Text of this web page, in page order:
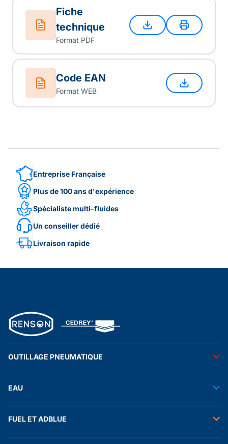
Fiche
technique
Format PDF
Code EAN
Format WEB
Entreprise Française
Plus de 100 ans d'expérience
Spécialiste multi-fluides
Un conseiller dédié
Livraison rapide
OUTILLAGE PNEUMATIQUE
Accessoires pneumatiques
EAU
Tuyaux
Raccords et autres accessoires
FUEL ET ADBLUE